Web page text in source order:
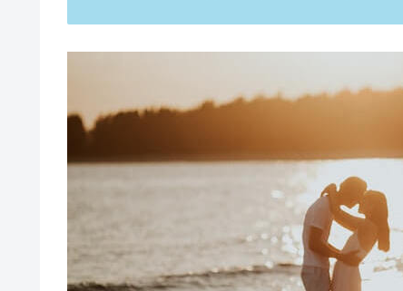
金木犀は植えてはいけない？花
【当たる】タロット占い8選｜
盛り塩は危ない&やめたほうが
ツインレイと出会うと
①目が変わる・顔が
⑤夜中に目が覚める
⑥夢に出てくる頻度
⑦胸がざわつく・チ
ツインレイが本物なら